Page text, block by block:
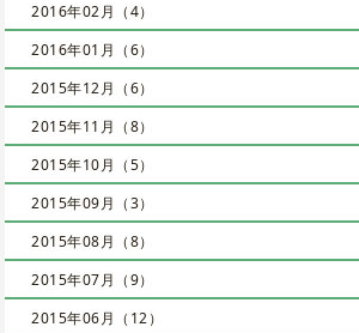
2016年02月（4）
2016年01月（6）
2015年12月（6）
2015年11月（8）
2015年10月（5）
2015年09月（3）
2015年08月（8）
2015年07月（9）
2015年06月（12）